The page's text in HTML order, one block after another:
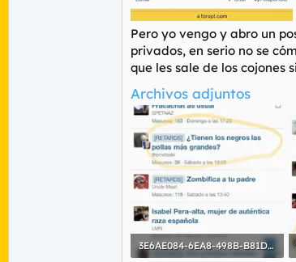
Pero yo vengo y abro un
privados, en serio no se
que les sale de los cojones
Archivos adjuntos
3E6AE084-6EA8-498B-B81D-76F830ED23CF.webp